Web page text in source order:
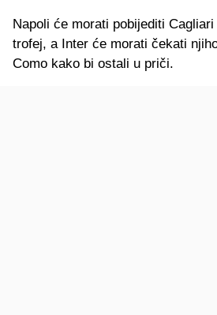
Napoli će morati pobijediti
trofej, a Inter će morati čekati
Como kako bi ostali u priči.